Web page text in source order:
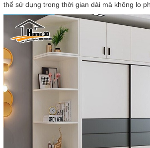
thể sử dụng trong thời gian dài mà không lo